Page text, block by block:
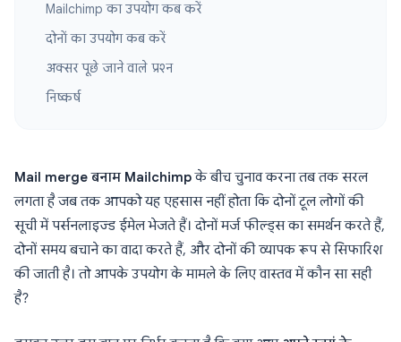
Mailchimp का उपयोग कब करें
दोनों का उपयोग कब करें
अक्सर पूछे जाने वाले प्रश्न
निष्कर्ष
Mail merge बनाम Mailchimpके बीच चुनाव करना तब तक सरल
लगता है जब तक आपको यह एहसास नहीं होता कि दोनों टूल लोगों की
सूची में पर्सनलाइज्ड ईमेल भेजते हैं। दोनों मर्ज फील्ड्स का समर्थन करते हैं,
दोनों समय बचाने का वादा करते हैं, और दोनों की व्यापक रूप से सिफारिश
की जाती है। तो आपके उपयोग के मामले के लिए वास्तव में कौन सा सही
है?